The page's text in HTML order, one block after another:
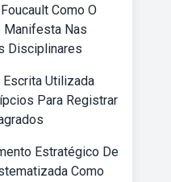
Como O
Manifesta Nas
Disciplinares
Escrita Utilizada
Para Registrar
Estratégico De
Como